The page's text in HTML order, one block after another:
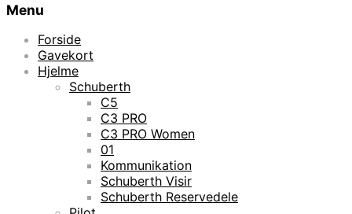
Menu
Forside
Gavekort
Hjelme
Schuberth
C5
C3 PRO
C3 PRO Women
01
Kommunikation
Schuberth Visir
Schuberth Reservedele